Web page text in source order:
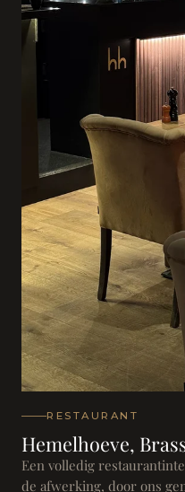
RESTAURANT
Hemelhoeve,
Een volledig
de afwerking, door ons